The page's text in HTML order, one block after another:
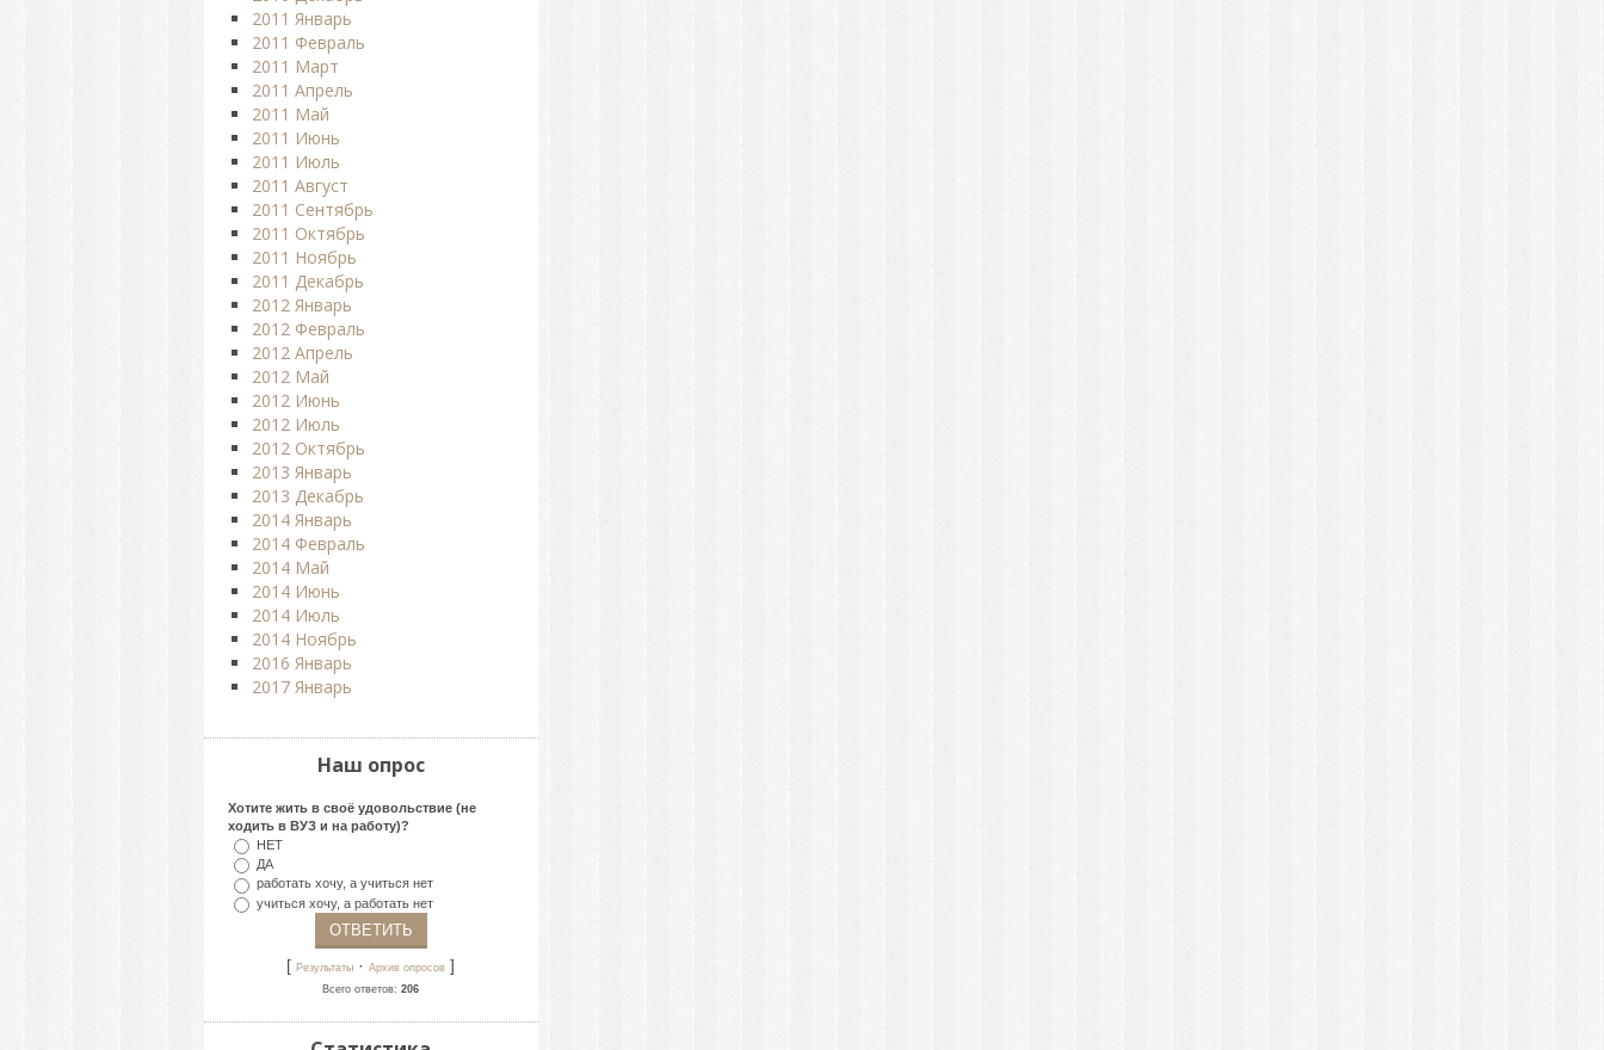
2011 Январь
2011 Февраль
2011 Март
2011 Апрель
2011 Май
2011 Июнь
2011 Июль
2011 Август
2011 Сентябрь
2011 Октябрь
2011 Ноябрь
2011 Декабрь
2012 Январь
2012 Февраль
2012 Апрель
2012 Май
2012 Июнь
2012 Июль
2012 Октябрь
2013 Январь
2013 Декабрь
2014 Январь
2014 Февраль
2014 Май
2014 Июнь
2014 Июль
2014 Ноябрь
2016 Январь
2017 Январь
Наш опрос
Хотите жить в своё удовольствие (не
ходить в ВУЗ и на работу)?
НЕТ
ДА
работать хочу, а учиться нет
учиться хочу, а работать нет
[ Результаты · Архив опросов ]
Всего ответов: 206